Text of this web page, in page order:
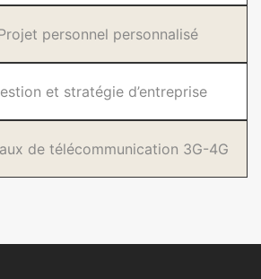
personnel personnalisé
et stratégie d’entreprise
de télécommunication 3G-4G